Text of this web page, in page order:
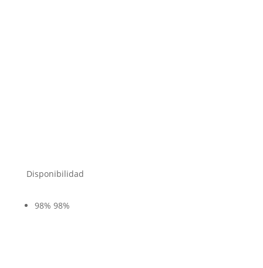
Disponibilidad
98% 98%